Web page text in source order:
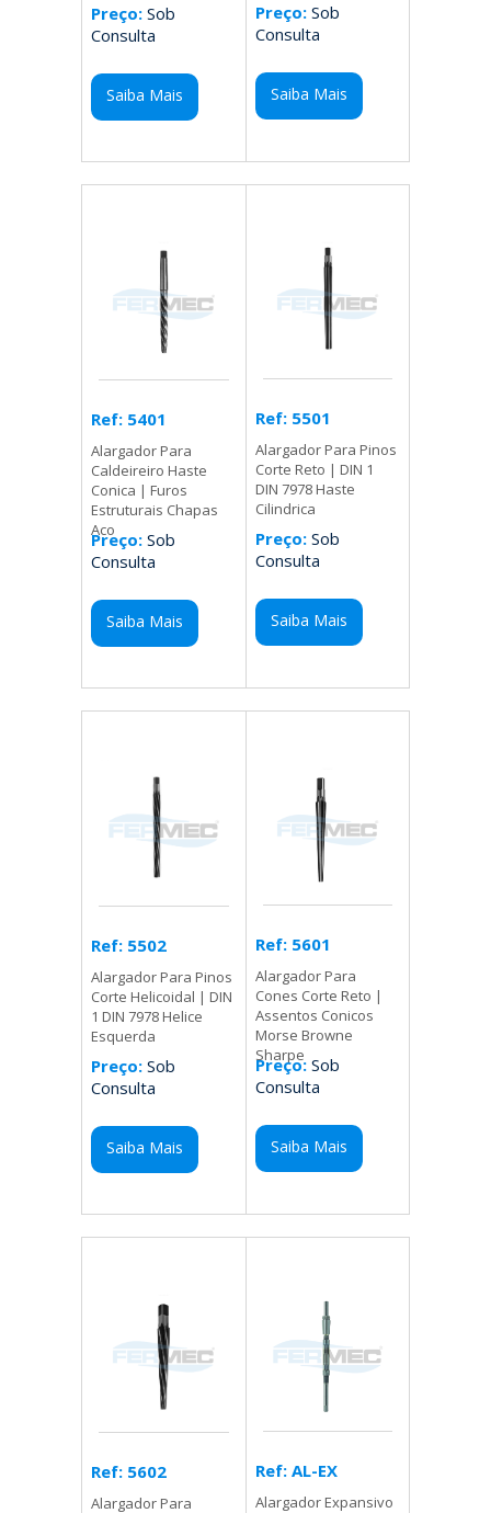
Preço: Sob
Consulta
Saiba Mais
Preço:Sob
Consulta
Saiba Mais
Ref: 5401
Alargador Para
Caldeireiro Haste
Conica | Furos
Estruturais Chapas
Aco
Preço: Sob
Consulta
Saiba Mais
Ref: 5501
Alargador Para Pinos
Corte Reto | DIN 1
DIN 7978 Haste
Cilindrica
Preço:Sob
Consulta
Saiba Mais
Ref: 5502
Alargador Para Pinos
Corte Helicoidal | DIN
1 DIN 7978 Helice
Esquerda
Preço: Sob
Consulta
Saiba Mais
Ref: 5601
Alargador Para
Cones Corte Reto |
Assentos Conicos
Morse Browne
Sharpe
Preço:Sob
Consulta
Saiba Mais
Ref: 5602
Alargador Para
Ref: AL-EX
Alargador Expansivo